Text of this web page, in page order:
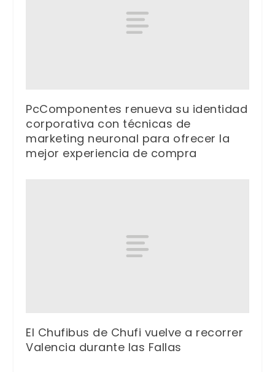
PcComponentes renueva su identidad
corporativa con técnicas de
marketing neuronal para ofrecer la
mejor experiencia de compra
El Chufibus de Chufi vuelve a recorrer
Valencia durante las Fallas